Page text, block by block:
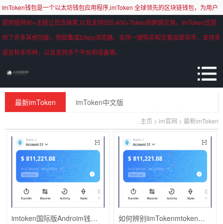
ImToken钱包是一个以太坊钱包应用程序,imToken 全球领先的区块链钱包，为用户
提供提供90+主链让您去探索,以及支持255,400+Token的跨链交易。ImToken还提
供了许多其他功能，例如集成DApp浏览器、支持一键购买和交易加密货币、支持多
语言和多币种，以及支持多个平台和设备等。
最新imToken imToken中文版
主页 >im官网 >最新imToken
imtoken国际版Androim钱包id-（imtoken安卓版官网） 如何辨别iimTokenmtoken钱包真假